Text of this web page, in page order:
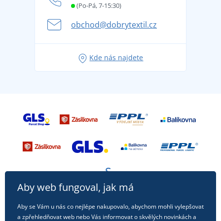
Letní dobrodružství začíná balením aneb připravte
se na dovolenou bez starostí
Tipy na svěží outfity pro pohodové léto
(Po-Pá, 7-15:30)
obchod@dobrytextil.cz
Kde nás najdete
Aby web fungoval, jak má
Aby se Vám u nás co nejlépe nakupovalo, abychom mohli vylepšovat
a zpřehledňovat web nebo Vás informovat o skvělých novinkách a